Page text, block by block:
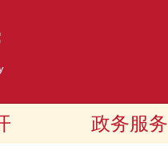
政务服务